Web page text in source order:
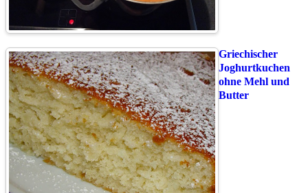
Griechischer
Joghurtkuchen
ohne Mehl und
Butter